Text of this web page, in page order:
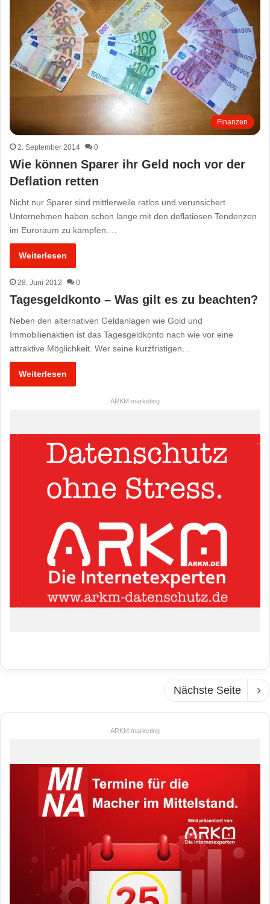
Finanzen
2. September 2014 0
Wie können Sparer ihr Geld noch vor der
Deflation retten
Nicht nur Sparer sind mittlerweile ratlos und verunsichert.
Unternehmen haben schon lange mit den deflatiösen Tendenzen
im Euroraum zu kämpfen.…
Weiterlesen
28. Juni 2012 0
Tagesgeldkonto – Was gilt es zu beachten?
Neben den alternativen Geldanlagen wie Gold und
Immobilienaktien ist das Tagesgeldkonto nach wie vor eine
attraktive Möglichkeit. Wer seine kurzfristigen…
Weiterlesen
ARKM.marketing
Nächste Seite
ARKM.marketing